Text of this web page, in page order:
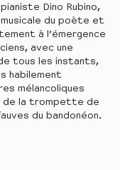
Dino Rubino,
du poète et
à l’émergence
avec une
tous les instants,
habilement
mélancoliques
de la trompette de
du bandonéon.